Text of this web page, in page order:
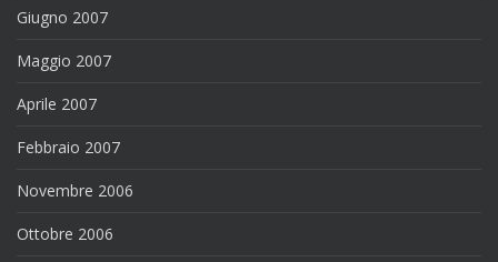
Giugno 2007
Maggio 2007
Aprile 2007
Febbraio 2007
Novembre 2006
Ottobre 2006